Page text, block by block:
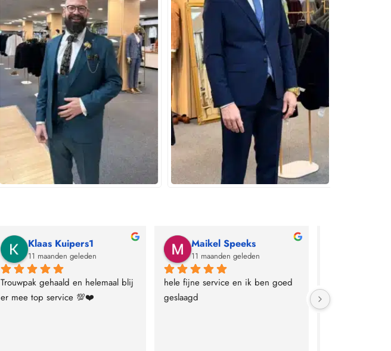
Klaas Kuipers1
11 maanden geleden
Trouwpak gehaald en helemaal blij
er mee top service 💯❤️
Maikel Speeks
11 maanden geleden
hele fijne service en ik ben goed
geslaagd